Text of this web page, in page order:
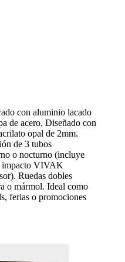
con aluminio lacado
de acero. Diseñado con
opal de 2mm.
de 3 tubos
o nocturno (incluye
impacto VIVAK
Ruedas dobles
o mármol. Ideal como
ferias o promociones